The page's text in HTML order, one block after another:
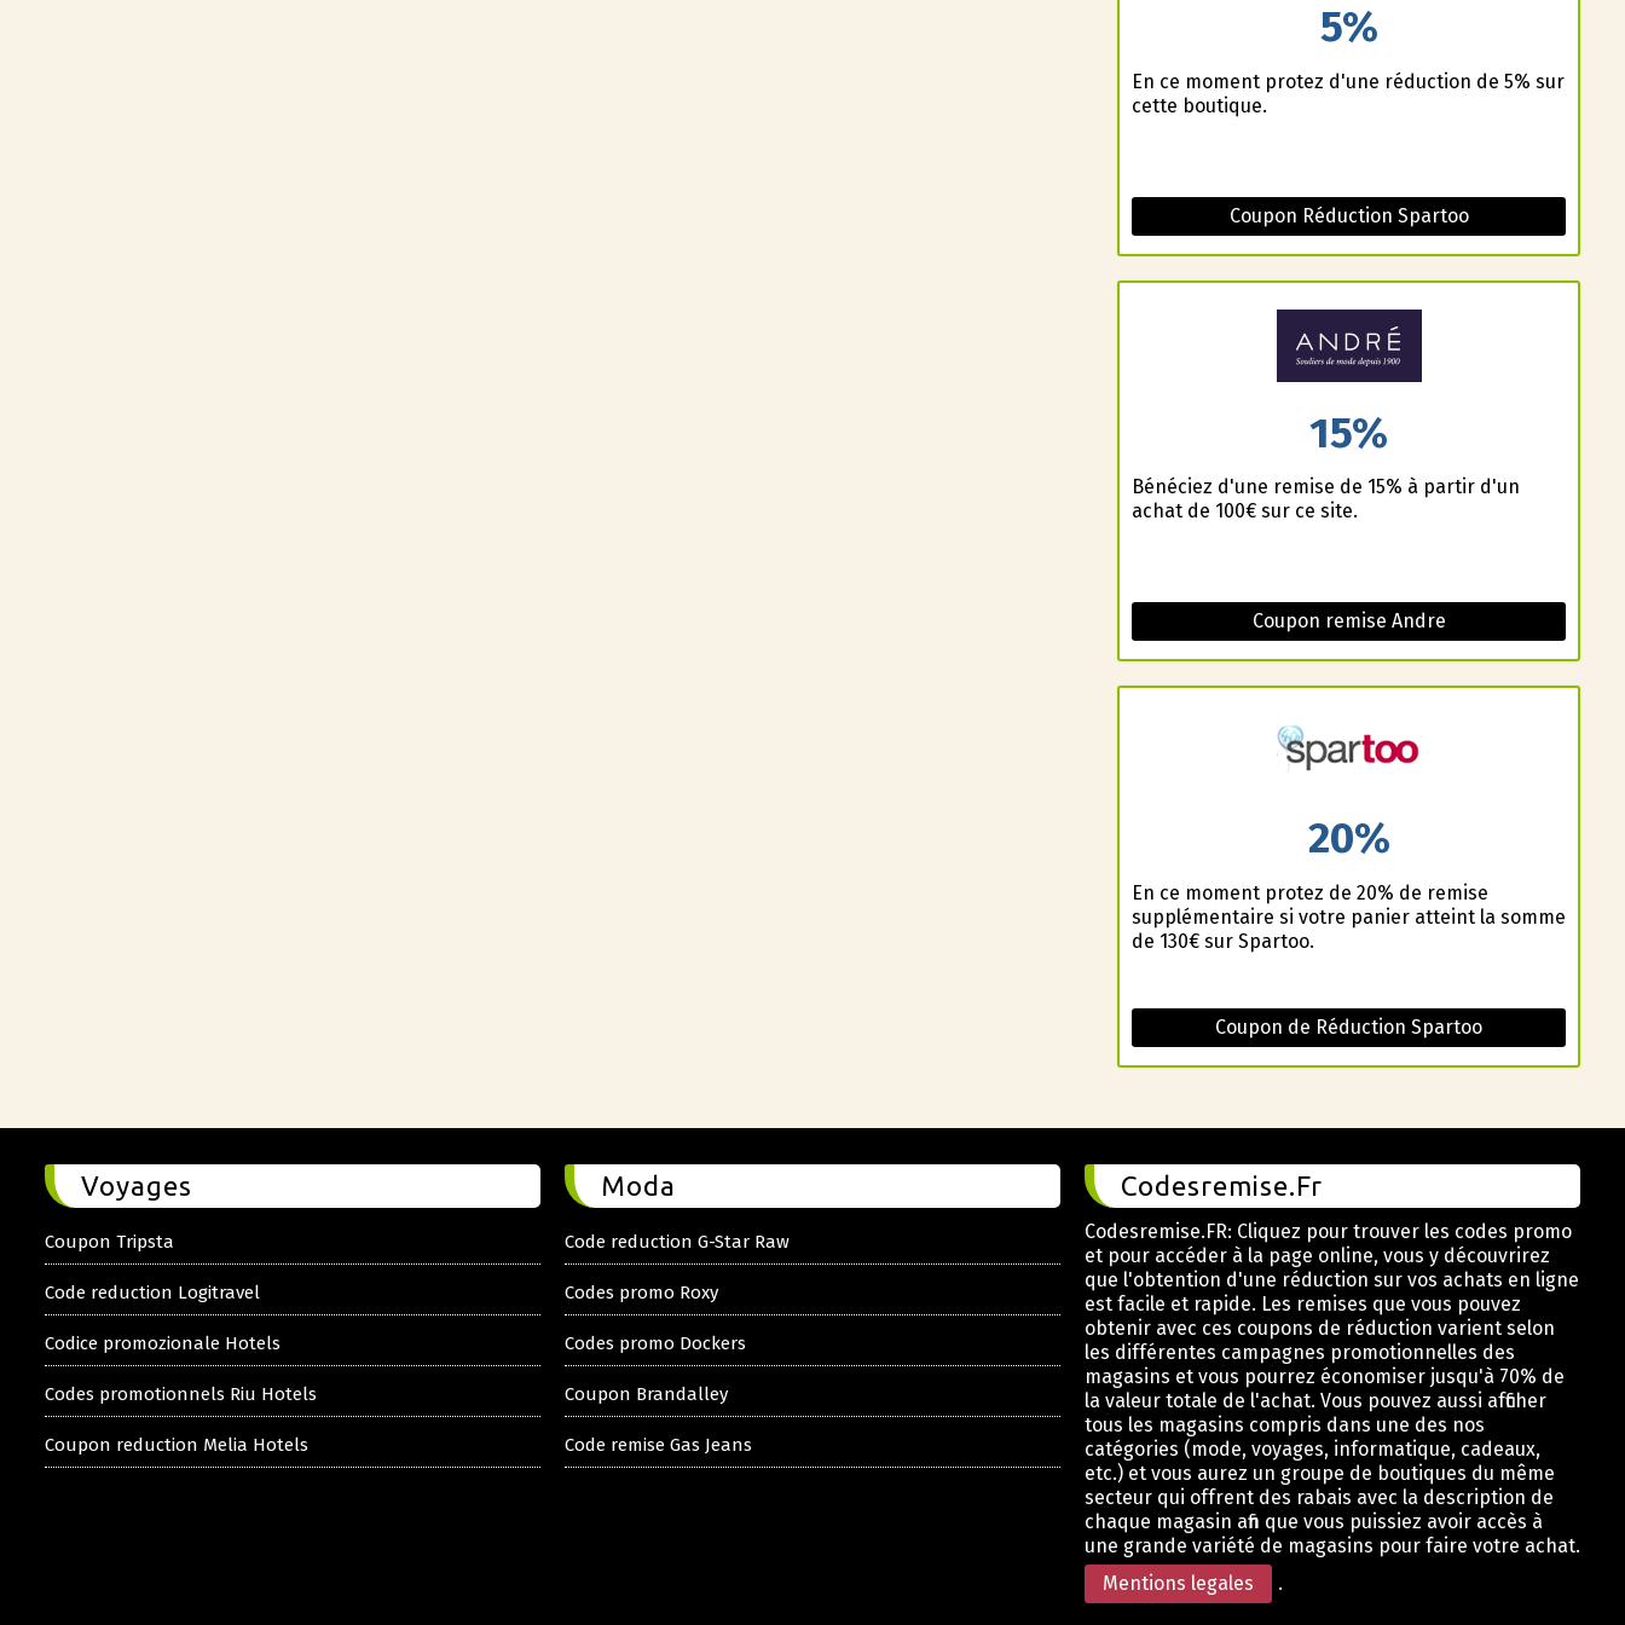
5%
En ce moment profitez d'une réduction de 5% sur
cette boutique.
Coupon Réduction Spartoo
15%
Bénéficiez d'une remise de 15% à partir d'un
achat de 100€ sur ce site.
Coupon remise Andre
20%
En ce moment profitez de 20% de remise
supplémentaire si votre panier atteint la somme
de 130€ sur Spartoo.
Coupon de Réduction Spartoo
Voyages
Coupon Tripsta
Code reduction Logitravel
Codice promozionale Hotels
Codes promotionnels Riu Hotels
Coupon reduction Melia Hotels
Moda
Code reduction G-Star Raw
Codes promo Roxy
Codes promo Dockers
Coupon Brandalley
Code remise Gas Jeans
Codesremise.Fr
Codesremise.FR: Cliquez pour trouver les codes promo
et pour accéder à la page online, vous y découvrirez
que l'obtention d'une réduction sur vos achats en ligne
est facile et rapide. Les remises que vous pouvez
obtenir avec ces coupons de réduction varient selon
les différentes campagnes promotionnelles des
magasins et vous pourrez économiser jusqu'à 70% de
la valeur totale de l'achat. Vous pouvez aussi afficher
tous les magasins compris dans une des nos
catégories (mode, voyages, informatique, cadeaux,
etc.) et vous aurez un groupe de boutiques du même
secteur qui offrent des rabais avec la description de
chaque magasin afin que vous puissiez avoir accès à
une grande variété de magasins pour faire votre achat.
Mentions legales
.